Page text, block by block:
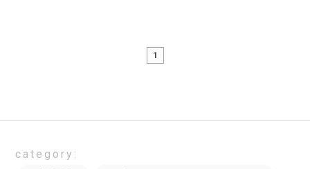
1
category: